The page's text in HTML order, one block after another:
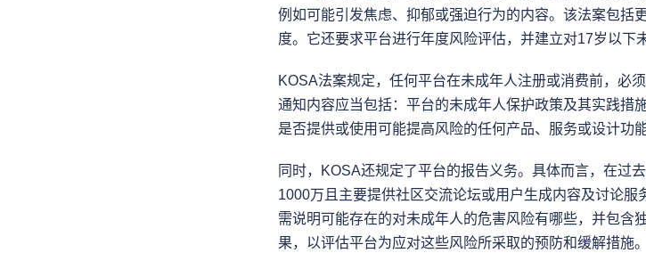
例如可能引发焦虑、抑郁或强迫行为的内容。该法案包括
度。它还要求平台进行年度风险评估，并建立对17岁以下
KOSA法案规定，任何平台在未成年人注册或消费前，必
通知内容应当包括：平台的未成年人保护政策及其实践措
是否提供或使用可能提高风险的任何产品、服务或设计功
同时，KOSA还规定了平台的报告义务。具体而言，在过
1000万且主要提供社区交流论坛或用户生成内容及讨论
需说明可能存在的对未成年人的危害风险有哪些，并包含
果，以评估平台为应对这些风险所采取的预防和缓解措施。